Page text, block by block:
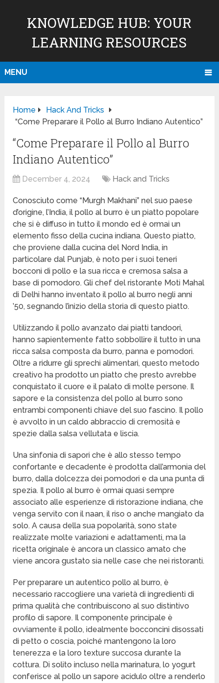
KNOWLEDGE HUB: YOUR
LEARNING RESOURCES
MENU
Home
Hack And Tricks
“Come Preparare il Pollo al Burro Indiano Autentico”
“Come Preparare il Pollo al Burro
Indiano Autentico”
December 4, 2024 Hack and Tricks
Conosciuto come “Murgh Makhani” nel suo paese
d’origine, l’India, il pollo al burro è un piatto popolare
che si è diffuso in tutto il mondo ed è ormai un
elemento fisso della cucina indiana. Questo piatto,
che proviene dalla cucina del Nord India, in
particolare dal Punjab, è noto per i suoi teneri
bocconi di pollo e la sua ricca e cremosa salsa a
base di pomodoro. Gli chef del ristorante Moti Mahal
di Delhi hanno inventato il pollo al burro negli anni
’50, segnando l’inizio della storia di questo piatto.
Utilizzando il pollo avanzato dai piatti tandoori,
hanno sapientemente fatto sobbollire il tutto in una
ricca salsa composta da burro, panna e pomodori.
Oltre a ridurre gli sprechi alimentari, questo metodo
creativo ha prodotto un piatto che presto avrebbe
conquistato il cuore e il palato di molte persone. Il
sapore e la consistenza del pollo al burro sono
entrambi componenti chiave del suo fascino. Il pollo
è avvolto in un caldo abbraccio di cremosità e
spezie dalla salsa vellutata e liscia.
Una sinfonia di sapori che è allo stesso tempo
confortante e decadente è prodotta dall’armonia del
burro, dalla dolcezza dei pomodori e da una punta di
spezia. Il pollo al burro è ormai quasi sempre
associato alle esperienze di ristorazione indiana, che
venga servito con il naan, il riso o anche mangiato da
solo. A causa della sua popolarità, sono state
realizzate molte variazioni e adattamenti, ma la
ricetta originale è ancora un classico amato che
viene ancora gustato sia nelle case che nei ristoranti.
Per preparare un autentico pollo al burro, è
necessario raccogliere una varietà di ingredienti di
prima qualità che contribuiscono al suo distintivo
profilo di sapore. Il componente principale è
ovviamente il pollo, idealmente bocconcini disossati
di petto o coscia, poiché mantengono la loro
tenerezza e la loro texture succosa durante la
cottura. Di solito incluso nella marinatura, lo yogurt
conferisce al pollo un sapore acidulo oltre a renderlo